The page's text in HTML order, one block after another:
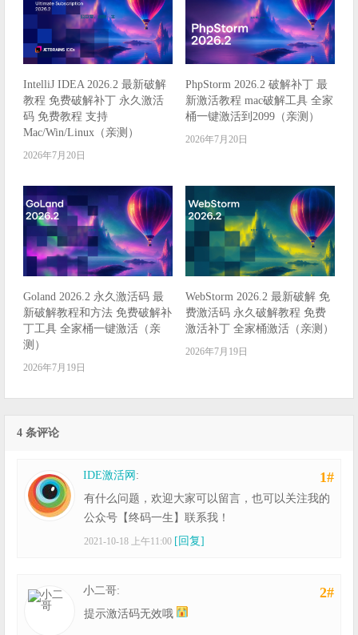
IntelliJ IDEA 2026.2 最新破解
教程 免费破解补丁 永久激活
码 免费教程 支持
Mac/Win/Linux（亲测）
2026年7月20日
PhpStorm 2026.2 破解补丁 最
新激活教程 mac破解工具 全家
桶一键激活到2099（亲测）
2026年7月20日
Goland 2026.2 永久激活码 最
新破解教程和方法 免费破解补
丁工具 全家桶一键激活（亲
测）
2026年7月19日
WebStorm 2026.2 最新破解 免
费激活码 永久破解教程 免费
激活补丁 全家桶激活（亲测）
2026年7月19日
4 条评论
1#
IDE激活网 :
有什么问题，欢迎大家可以留言，也可以关注我的
公众号【终码一生】联系我！
2021-10-18 上午11:00 [回复]
2#
小二哥:
提示激活码无效哦